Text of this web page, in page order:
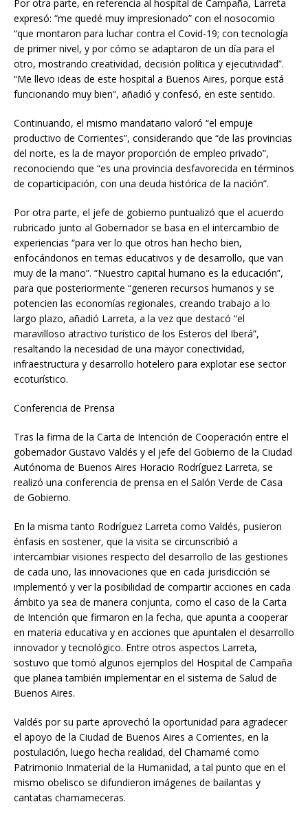
Por otra parte, en referencia al hospital de Campaña, Larreta
expresó: “me quedé muy impresionado” con el nosocomio
“que montaron para luchar contra el Covid-19; con tecnología
de primer nivel, y por cómo se adaptaron de un día para el
otro, mostrando creatividad, decisión política y ejecutividad”.
“Me llevo ideas de este hospital a Buenos Aires, porque está
funcionando muy bien”, añadió y confesó, en este sentido.
Continuando, el mismo mandatario valoró “el empuje
productivo de Corrientes”, considerando que “de las provincias
del norte, es la de mayor proporción de empleo privado”,
reconociendo que “es una provincia desfavorecida en términos
de coparticipación, con una deuda histórica de la nación”.
Por otra parte, el jefe de gobierno puntualizó que el acuerdo
rubricado junto al Gobernador se basa en el intercambio de
experiencias “para ver lo que otros han hecho bien,
enfocándonos en temas educativos y de desarrollo, que van
muy de la mano”. “Nuestro capital humano es la educación”,
para que posteriormente “generen recursos humanos y se
potencien las economías regionales, creando trabajo a lo
largo plazo, añadió Larreta, a la vez que destacó “el
maravilloso atractivo turístico de los Esteros del Iberá”,
resaltando la necesidad de una mayor conectividad,
infraestructura y desarrollo hotelero para explotar ese sector
ecoturístico.
Conferencia de Prensa
Tras la firma de la Carta de Intención de Cooperación entre el
gobernador Gustavo Valdés y el jefe del Gobierno de la Ciudad
Autónoma de Buenos Aires Horacio Rodríguez Larreta, se
realizó una conferencia de prensa en el Salón Verde de Casa
de Gobierno.
En la misma tanto Rodríguez Larreta como Valdés, pusieron
énfasis en sostener, que la visita se circunscribió a
intercambiar visiones respecto del desarrollo de las gestiones
de cada uno, las innovaciones que en cada jurisdicción se
implementó y ver la posibilidad de compartir acciones en cada
ámbito ya sea de manera conjunta, como el caso de la Carta
de Intención que firmaron en la fecha, que apunta a cooperar
en materia educativa y en acciones que apuntalen el desarrollo
innovador y tecnológico. Entre otros aspectos Larreta,
sostuvo que tomó algunos ejemplos del Hospital de Campaña
que planea también implementar en el sistema de Salud de
Buenos Aires.
Valdés por su parte aprovechó la oportunidad para agradecer
el apoyo de la Ciudad de Buenos Aires a Corrientes, en la
postulación, luego hecha realidad, del Chamamé como
Patrimonio Inmaterial de la Humanidad, a tal punto que en el
mismo obelisco se difundieron imágenes de bailantas y
cantatas chamameceras.